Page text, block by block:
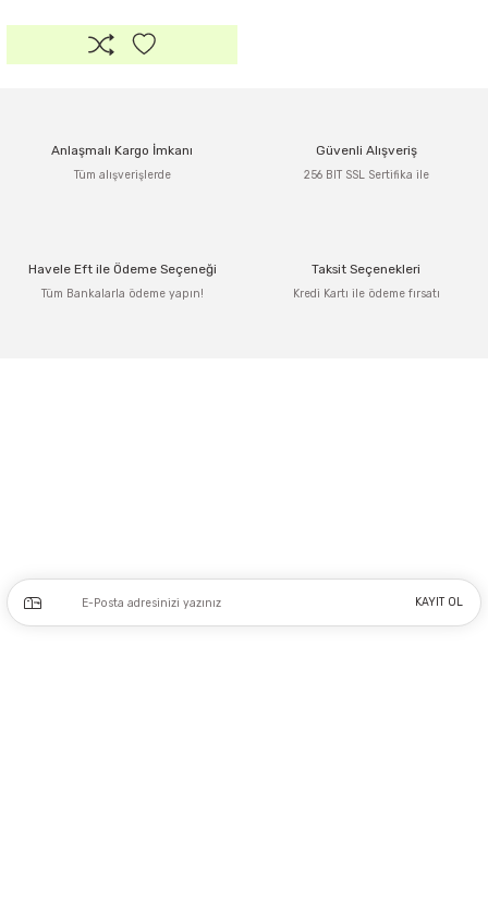
Anlaşmalı Kargo İmkanı
Tüm alışverişlerde
Güvenli Alışveriş
256 BIT SSL Sertifika ile
Havele Eft ile Ödeme Seçeneği
Tüm Bankalarla ödeme yapın!
Taksit Seçenekleri
Kredi Kartı ile ödeme fırsatı
KAYIT OL